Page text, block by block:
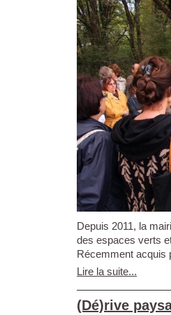
Depuis 2011, la
des espaces verts
Récemment acquis
Lire la suite...
(Dé)rive